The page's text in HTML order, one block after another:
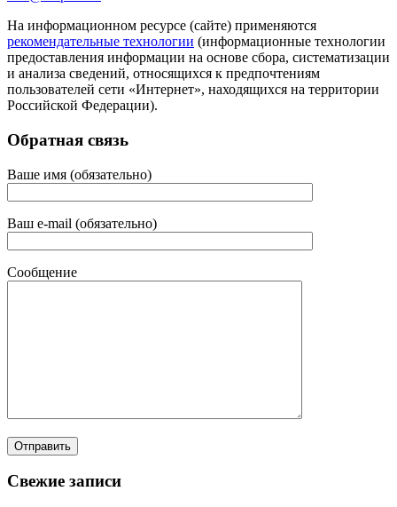
На информационном ресурсе (сайте) применяются
рекомендательные технологии (информационные технологии
предоставления информации на основе сбора, систематизации
и анализа сведений, относящихся к предпочтениям
пользователей сети «Интернет», находящихся на территории
Российской Федерации).
Обратная связь
Ваше имя (обязательно)
Ваш e-mail (обязательно)
Сообщение
Свежие записи